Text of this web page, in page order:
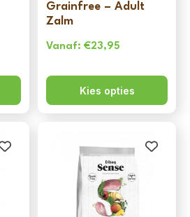
Grainfree – Adult
Zalm
Vanaf: €23,95
Kies opties